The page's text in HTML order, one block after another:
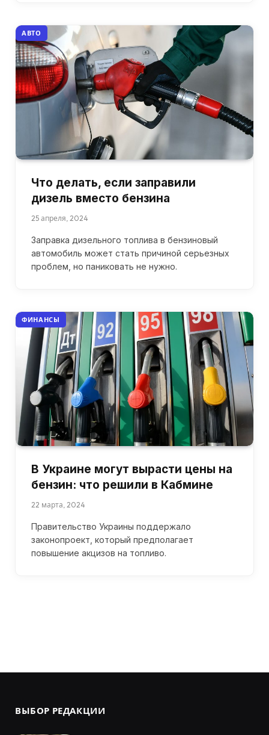
АВТО
Что делать, если заправили
дизель вместо бензина
25 апреля, 2024
Заправка дизельного топлива в бензиновый
автомобиль может стать причиной серьезных
проблем, но паниковать не нужно.
ФИНАНСЫ
В Украине могут вырасти цены на
бензин: что решили в Кабмине
22 марта, 2024
Правительство Украины поддержало
законопроект, который предполагает
повышение акцизов на топливо.
ВЫБОР РЕДАКЦИИ